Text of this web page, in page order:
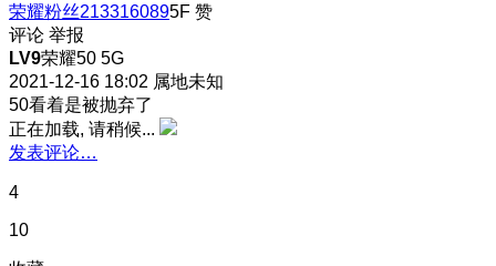
荣耀粉丝2133160895F 赞
评论 举报
LV9荣耀50 5G
2021-12-16 18:02 属地未知
50看着是被抛弃了
正在加载, 请稍候...
发表评论…
4
10